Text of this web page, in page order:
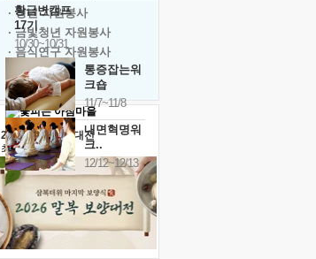
황금변캠프
17기
10/30~10/31
통증잡는워
크숍
11/7~11/8
내면혁명워
크..
12/12~12/13
· 청년 자원봉사
· 금빛청년 자원봉사
· 음식연구 자원봉사
2026 말복 보양대전
최대74%할인